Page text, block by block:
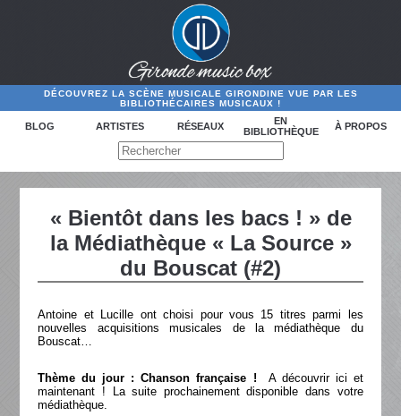
DÉCOUVREZ LA SCÈNE MUSICALE GIRONDINE VUE PAR LES
BIBLIOTHÉCAIRES MUSICAUX !
BLOG ARTISTES RÉSEAUX
EN
BIBLIOTHÈQUE
À PROPOS
« Bientôt dans les bacs ! » de
la Médiathèque « La Source »
du Bouscat (#2)
Antoine et Lucille ont choisi pour vous 15 titres parmi les
nouvelles acquisitions musicales de la médiathèque du
Bouscat…
Thème du jour : Chanson française !
A découvrir ici et
maintenant ! La suite prochainement disponible dans votre
médiathèque.